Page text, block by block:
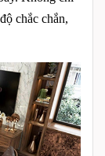
chắc chắn,